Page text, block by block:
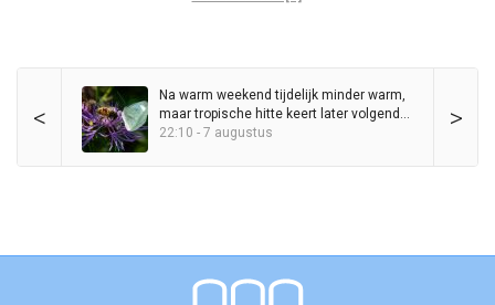
< >
Na warm weekend tijdelijk minder warm,
maar tropische hitte keert later volgende
week terug
22:10 - 7 augustus